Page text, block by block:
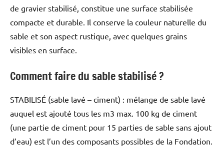
de gravier stabilisé, constitue une surface stabilisée
compacte et durable. Il conserve la couleur naturelle du
sable et son aspect rustique, avec quelques grains
visibles en surface.
Comment faire du sable stabilisé ?
STABILISÉ (sable lavé – ciment) : mélange de sable lavé
auquel est ajouté tous les m3 max. 100 kg de ciment
(une partie de ciment pour 15 parties de sable sans ajout
d’eau) est l’un des composants possibles de la Fondation.